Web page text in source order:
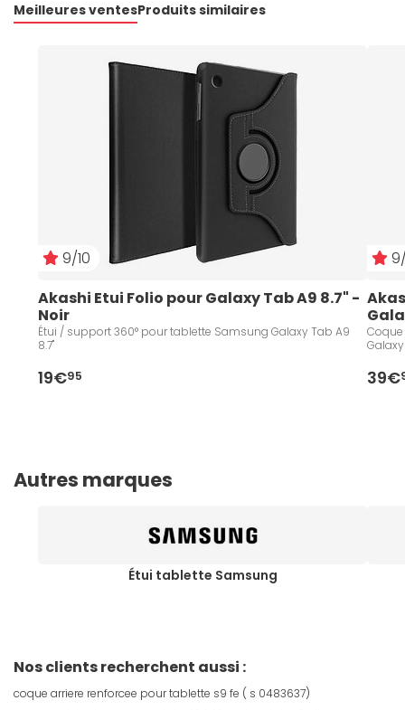
Meilleures ventesProduits similaires
9/10
Akashi Etui Folio pour Galaxy Tab A9 8.7" -
Noir
Étui / support 360° pour tablette Samsung Galaxy Tab A9
8.7"
19€95
Galaxy
39€
Autres marques
Étui tablette Samsung
Nos clients recherchent aussi :
coque arriere renforcee pour tablette s9 fe ( s 0483637)